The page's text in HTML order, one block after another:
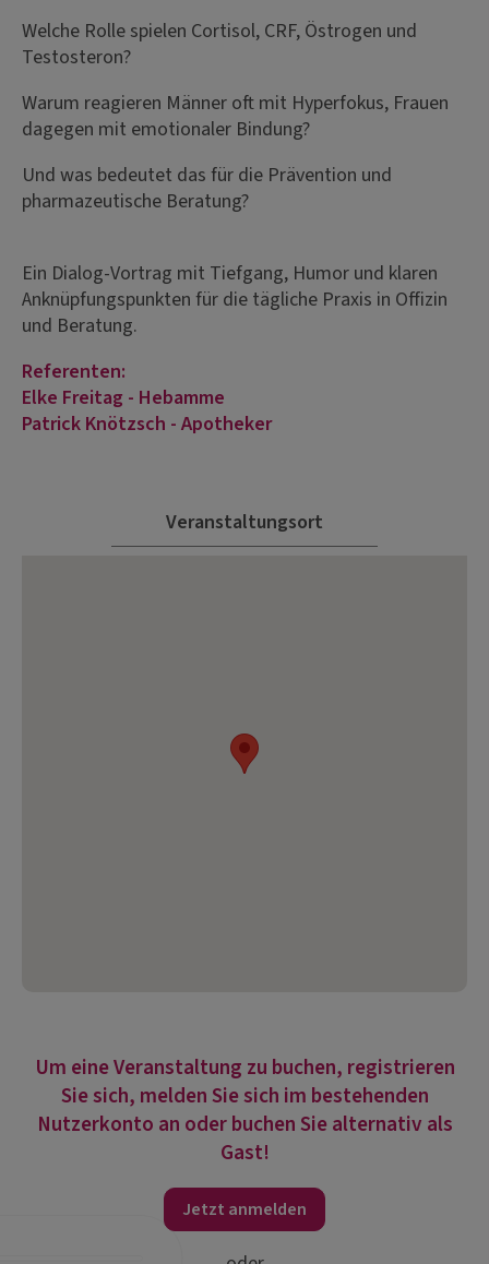
Welche Rolle spielen Cortisol, CRF, Östrogen und
Testosteron?
Warum reagieren Männer oft mit Hyperfokus, Frauen
dagegen mit emotionaler Bindung?
Und was bedeutet das für die Prävention und
pharmazeutische Beratung?
Ein Dialog-Vortrag mit Tiefgang, Humor und klaren
Anknüpfungspunkten für die tägliche Praxis in Offizin
und Beratung.
Referenten:
Elke Freitag - Hebamme
Patrick Knötzsch - Apotheker
Veranstaltungsort
Um eine Veranstaltung zu buchen, registrieren
Sie sich, melden Sie sich im bestehenden
Nutzerkonto an oder buchen Sie alternativ als
Gast!
Jetzt anmelden